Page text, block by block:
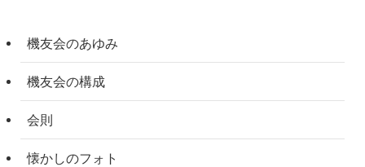
機友会のあゆみ
機友会の構成
会則
懐かしのフォト